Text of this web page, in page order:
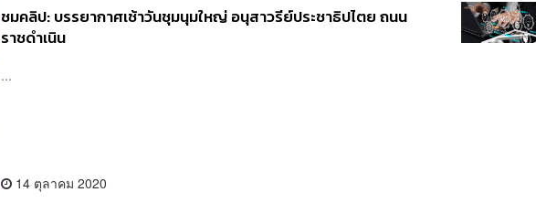
ชมคลิป: บรรยากาศเช้าวันชุมนุมใหญ่ อนุสาวรีย์ประชาธิปไตย ถนน
ราชดำเนิน
...
14 ตุลาคม 2020